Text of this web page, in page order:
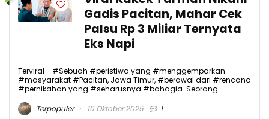
Gadis Pacitan, Mahar Cek
Palsu Rp 3 Miliar Ternyata
Eks Napi
Terviral - #Sebuah #peristiwa yang #menggemparkan
#masyarakat #Pacitan, Jawa Timur, #berawal dari #rencana
#pernikahan yang #seharusnya #bahagia. Seorang ...
Terpopuler
10 Oktober 2025 1